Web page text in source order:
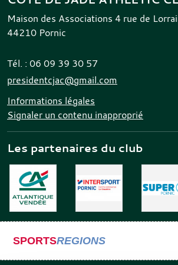
Maison des Associations 4 rue de
44210 Pornic
Tél. : 06 09 39 30 57
presidentcjac@gmail.com
Informations légales
Signaler un contenu inapproprié
Les partenaires du club
SPORTSREGIONS